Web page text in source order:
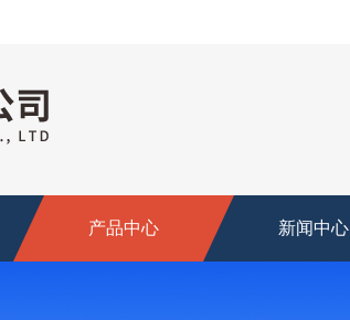
产品中心 新闻中心